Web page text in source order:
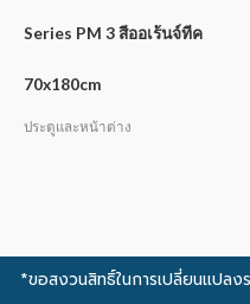
Series PM 3 สีออเร้นจ์ทีค
70x180cm
ประตูและหน้าต่าง
*ขอสงวนสิทธิ์ในการเปลี่ยนแปลง